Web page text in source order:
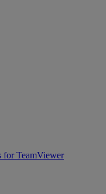
for TeamViewer